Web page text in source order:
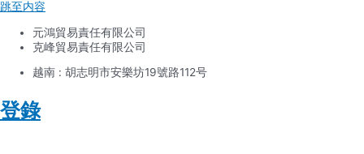
跳至内容
元鴻貿易責任有限公司
克峰貿易責任有限公司
越南 : 胡志明市安樂坊19號路112号
登錄